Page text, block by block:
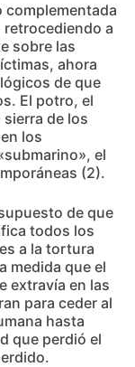
complementada
a
sobre las
ahora
de que
El potro, el
de los
los
el
(2).
de que
todos los
a la tortura
medida que el
extravía en las
para ceder al
hasta
que perdió el